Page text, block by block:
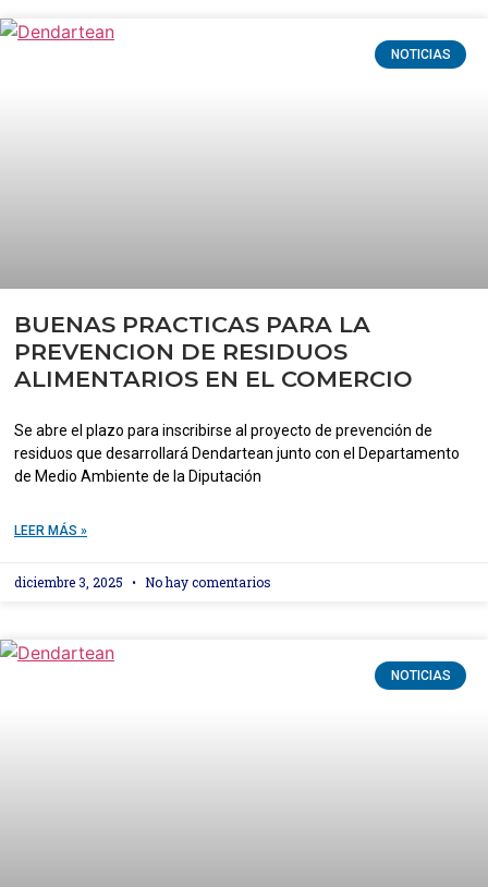
NOTICIAS
BUENAS PRACTICAS PARA LA
PREVENCION DE RESIDUOS
ALIMENTARIOS EN EL COMERCIO
Se abre el plazo para inscribirse al proyecto de prevención de
residuos que desarrollará Dendartean junto con el Departamento
de Medio Ambiente de la Diputación
LEER MÁS »
diciembre 3, 2025 No hay comentarios
NOTICIAS